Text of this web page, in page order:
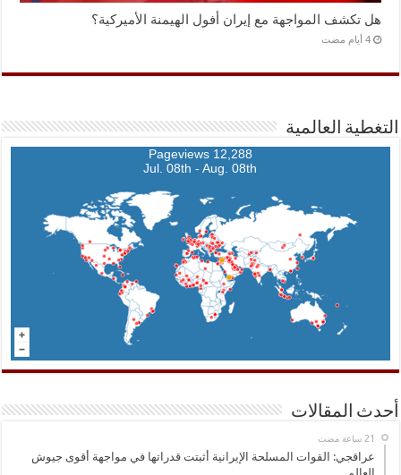
هل تكشف المواجهة مع إيران أفول الهيمنة الأميركية؟
‏4 أيام مضت
التغطية العالمية
12,288 Pageviews
Jul. 08th - Aug. 08th
أحدث المقالات
عراقجي: القوات المسلحة الإيرانية أثبتت قدراتها في مواجهة أقوى جيوش